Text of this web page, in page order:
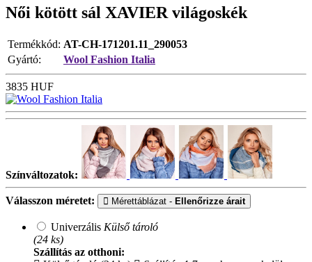
Női kötött sál XAVIER világoskék
Termékkód: AT-CH-171201.11_290053
Gyártó:
Wool Fashion Italia
3835 HUF
Színváltozatok:
Válasszon méretet: Mérettáblázat - Ellenőrizze árait
Univerzális Külső tároló
(24 ks)
Szállítás az otthoni: